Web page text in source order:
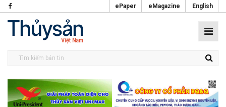
ePaper eMagazine English